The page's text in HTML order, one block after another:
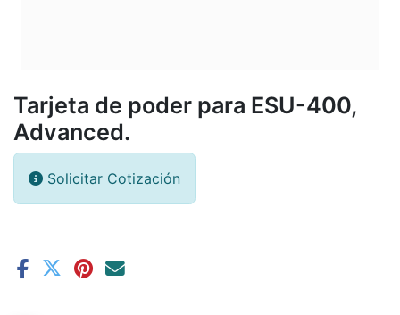
Tarjeta de poder para ESU-400,
Advanced.
Solicitar Cotización